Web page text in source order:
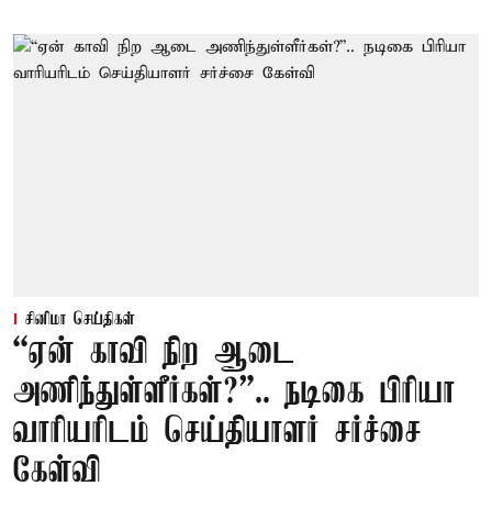
சினிமா செய்திகள்
“ஏன் காவி நிற ஆடை
அணிந்துள்ளீர்கள்?”.. நடிகை பிரியா
வாரியரிடம் செய்தியாளர் சர்ச்சை
கேள்வி